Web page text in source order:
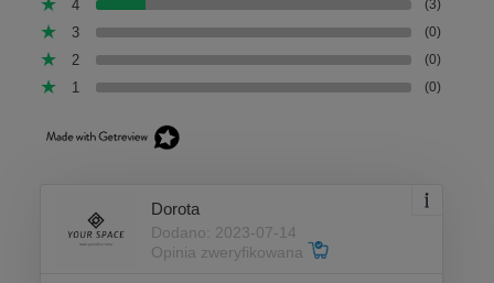
4 (3)
3 (0)
2 (0)
1 (0)
Dorota
Dodano: 2023-07-14
Opinia zweryfikowana